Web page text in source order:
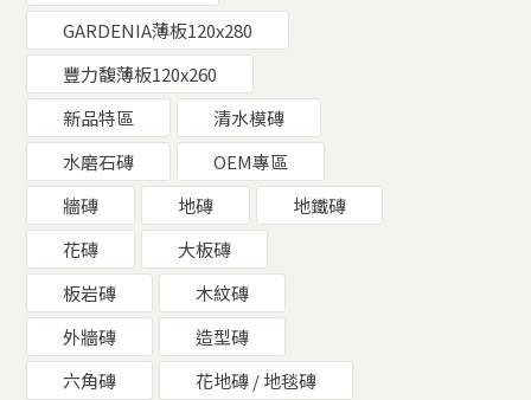
GARDENIA薄板120x280
豐力馥薄板120x260
新品特區
清水模磚
水磨石磚
OEM專區
牆磚
地磚
地鐵磚
花磚
大板磚
板岩磚
木紋磚
外牆磚
造型磚
六角磚
花地磚 / 地毯磚